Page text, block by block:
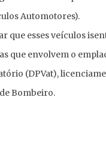
Automotores).
que esses veículos
que envolvem o
(DPVat),
Bombeiro.